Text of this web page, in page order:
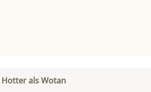
Hotter als Wotan